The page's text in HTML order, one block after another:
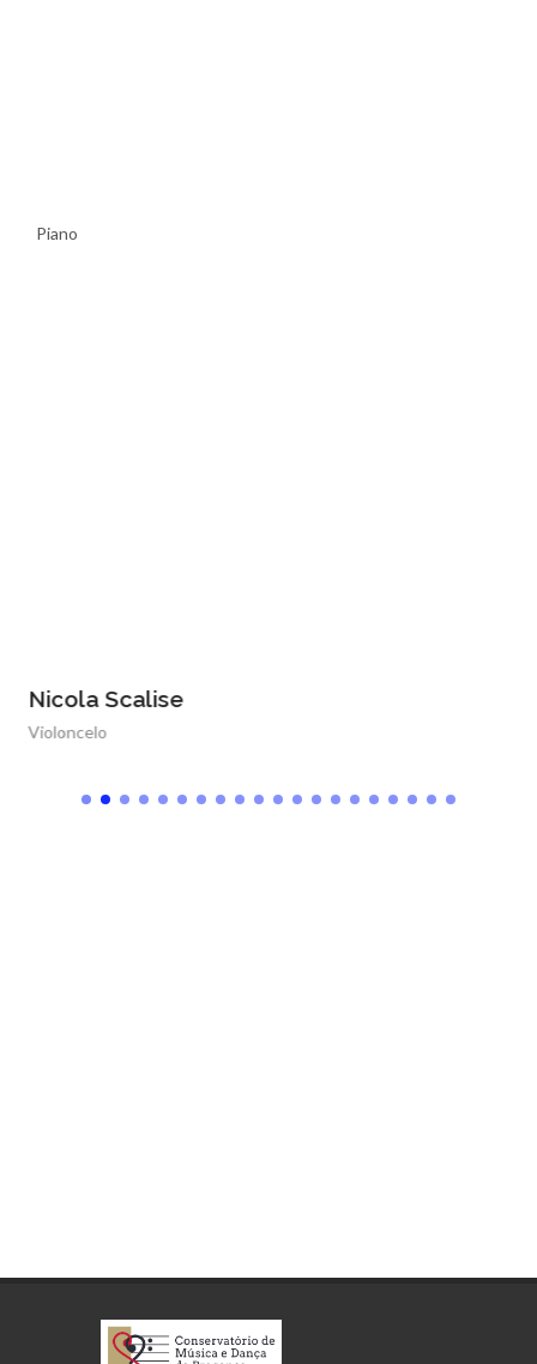
Piano
Nicola Scalise
Violoncelo